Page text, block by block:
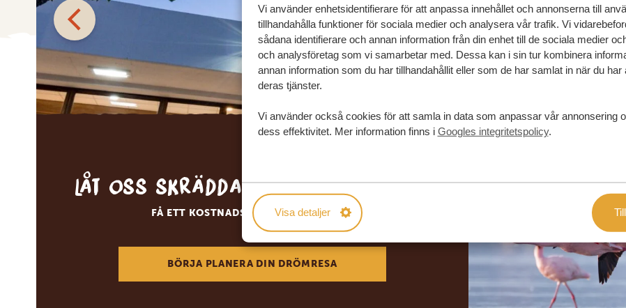
Vi använder enhetsidentifierare för att anpassa innehållet och annonserna till
tillhandahålla funktioner för sociala medier och analysera vår trafik. Vi
sådana identifierare och annan information från din enhet till de sociala medier
och analysföretag som vi samarbetar med. Dessa kan i sin tur kombinera
annan information som du har tillhandahållit eller som de har samlat in när du har
deras tjänster.
Vi använder också cookies för att samla in data som anpassar vår annonsering
dess effektivitet. Mer information finns i Googles integritetspolicy.
Visa detaljer
Låt oss skräddarsy din drömresa
FÅ ETT KOSTNADSFRITT RESEFÖRSLAG
BÖRJA PLANERA DIN DRÖMRESA